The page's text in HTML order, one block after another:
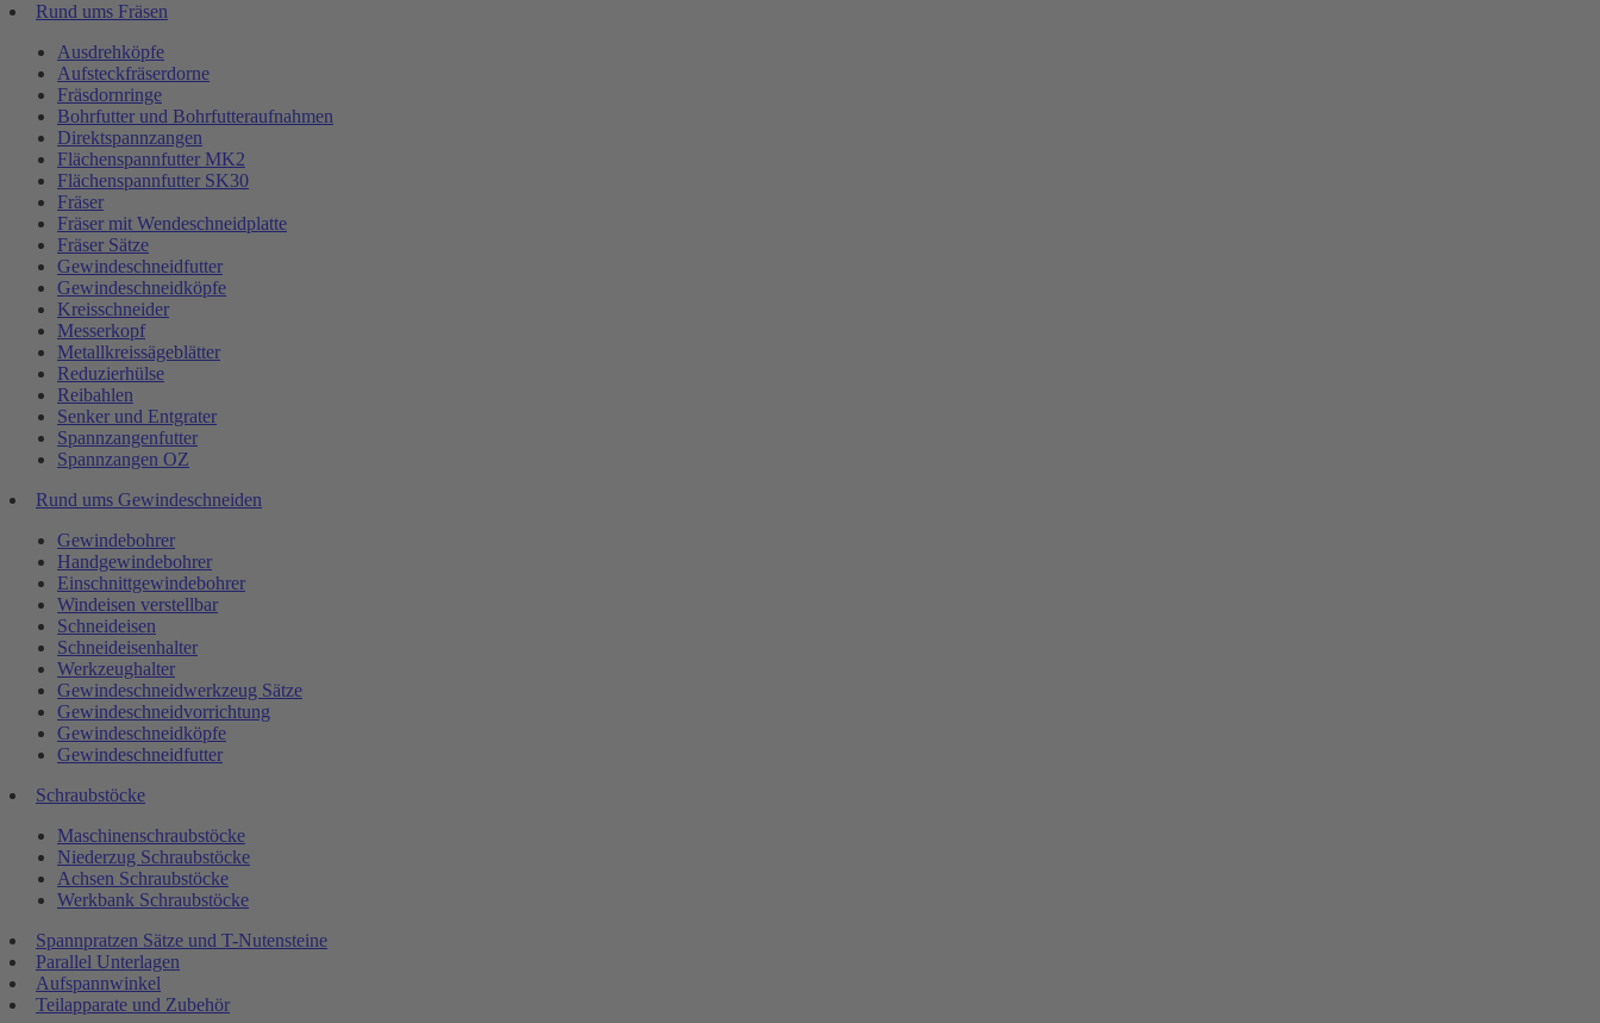
Rund ums Fräsen
Ausdrehköpfe
Aufsteckfräserdorne
Fräsdornringe
Bohrfutter und Bohrfutteraufnahmen
Direktspannzangen
Flächenspannfutter MK2
Flächenspannfutter SK30
Fräser
Fräser mit Wendeschneidplatte
Fräser Sätze
Gewindeschneidfutter
Gewindeschneidköpfe
Kreisschneider
Messerkopf
Metallkreissägeblätter
Reduzierhülse
Reibahlen
Senker und Entgrater
Spannzangenfutter
Spannzangen OZ
Rund ums Gewindeschneiden
Gewindebohrer
Handgewindebohrer
Einschnittgewindebohrer
Windeisen verstellbar
Schneideisen
Schneideisenhalter
Werkzeughalter
Gewindeschneidwerkzeug Sätze
Gewindeschneidvorrichtung
Gewindeschneidköpfe
Gewindeschneidfutter
Schraubstöcke
Maschinenschraubstöcke
Niederzug Schraubstöcke
Achsen Schraubstöcke
Werkbank Schraubstöcke
Spannpratzen Sätze und T-Nutensteine
Parallel Unterlagen
Aufspannwinkel
Teilapparate und Zubehör